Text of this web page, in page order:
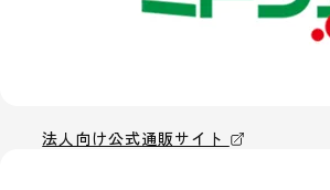
法人向け公式通販サイト